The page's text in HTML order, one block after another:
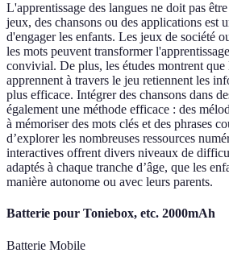
L'apprentissage des langues ne doit pas
jeux, des chansons ou des applications est
d'engager les enfants. Les jeux de société
les mots peuvent transformer
convivial. De plus, les études montrent que
apprennent à travers le jeu retiennent les
plus efficace. Intégrer des chansons dans
également une méthode efficace : des
à mémoriser des mots clés et des phrases
d’explorer les nombreuses ressources
interactives offrent divers niveaux de
adaptés à chaque tranche d’âge, que les
manière autonome ou avec leurs parents.
Batterie pour Toniebox, etc. 2000mAh
Batterie Mobile